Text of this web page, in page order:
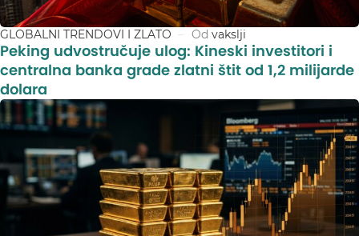
GLOBALNI TRENDOVI I ZLATO Od vakslji
Peking udvostručuje ulog: Kineski investitori i
centralna banka grade zlatni štit od 1,2 milijarde
dolara